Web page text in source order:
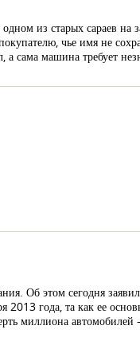
из старых сараев
чье имя не
сама машина требует
Об этом сегодня
2013 года, та как ее
миллиона